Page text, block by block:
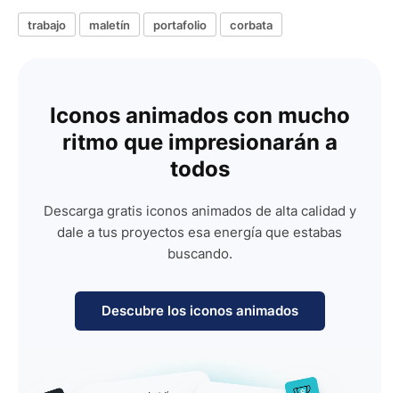
trabajo maletín portafolio corbata
Iconos animados con mucho
ritmo que impresionarán a
todos
Descarga gratis iconos animados de alta calidad y
dale a tus proyectos esa energía que estabas
buscando.
Descubre los iconos animados